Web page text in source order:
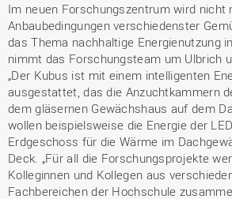
Im neuen Forschungszentrum wird nicht
Anbaubedingungen verschiedenster
das Thema nachhaltige Energienutzung
nimmt das Forschungsteam um Ulbrich
„Der Kubus ist mit einem intelligenten
ausgestattet, das die Anzuchtkammern
dem gläsernen Gewächshaus auf dem
wollen beispielsweise die Energie der
Erdgeschoss für die Wärme im
Deck. „Für all die Forschungsprojekte
Kolleginnen und Kollegen aus
Fachbereichen der Hochschule